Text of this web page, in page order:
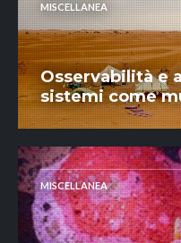
MISCELLANEA
Osservabilità e
sistemi come
MISCELLANEA